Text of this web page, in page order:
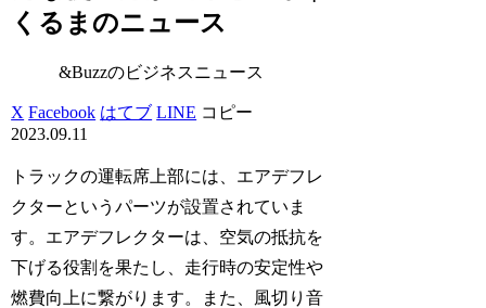
くるまのニュース
&Buzzのビジネスニュース
X Facebook はてブ LINE コピー
2023.09.11
トラックの運転席上部には、エアデフレ
クターというパーツが設置されていま
す。エアデフレクターは、空気の抵抗を
下げる役割を果たし、走行時の安定性や
燃費向上に繋がります。また、風切り音